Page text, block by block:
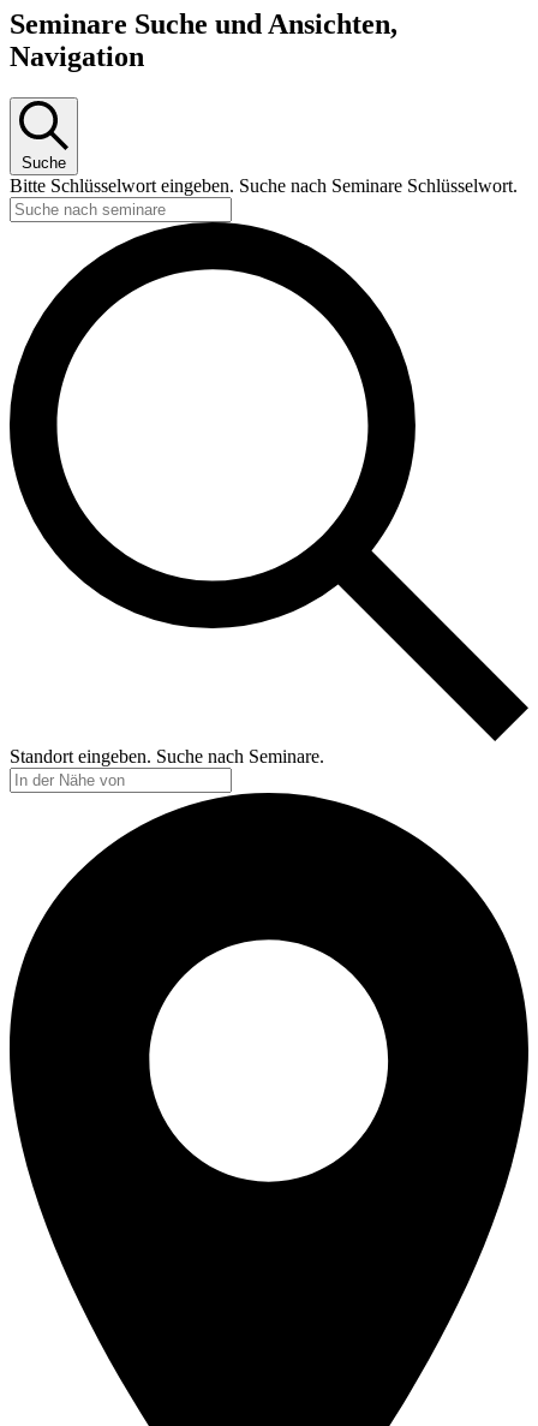
Seminare
Seminare Suche und Ansichten,
Navigation
Suche
Bitte Schlüsselwort eingeben. Suche nach Seminare Schlüsselwort.
Standort eingeben. Suche nach Seminare.